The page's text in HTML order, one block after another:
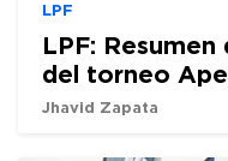
LPF
LPF:
del torneo
Jhavid Zapata